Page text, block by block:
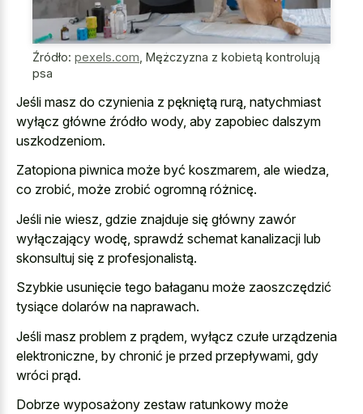
Źródło: pexels.com Mężczyzna z kobietą kontrolują
psa
Jeśli masz do czynienia z pękniętą rurą, natychmiast
wyłącz główne źródło wody, aby zapobiec dalszym
uszkodzeniom.
Zatopiona piwnica może być koszmarem, ale wiedza,
co zrobić, może zrobić ogromną różnicę.
Jeśli nie wiesz, gdzie znajduje się główny zawór
wyłączający wodę, sprawdź schemat kanalizacji lub
skonsultuj się z profesjonalistą.
Szybkie usunięcie tego bałaganu może zaoszczędzić
tysiące dolarów na naprawach.
Jeśli masz problem z prądem, wyłącz czułe urządzenia
elektroniczne, by chronić je przed przepływami, gdy
wróci prąd.
Dobrze wyposażony zestaw ratunkowy może